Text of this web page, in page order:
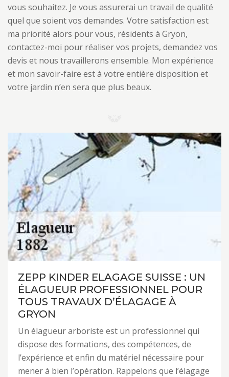
vous souhaitez. Je vous assurerai un travail de qualité
quel que soient vos demandes. Votre satisfaction est
ma priorité alors pour vous, résidents à Gryon,
contactez-moi pour réaliser vos projets, demandez vos
devis et nous travaillerons ensemble. Mon expérience
et mon savoir-faire est à votre entière disposition et
votre jardin n’en sera que plus beaux.
ZEPP KINDER ELAGAGE SUISSE : UN
ÉLAGUEUR PROFESSIONNEL POUR
TOUS TRAVAUX D’ÉLAGAGE À
GRYON
Un élagueur arboriste est un professionnel qui
dispose des formations, des compétences, de
l’expérience et enfin du matériel nécessaire pour
mener à bien l’opération. Rappelons que l’élagage